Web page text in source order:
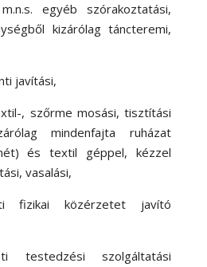
egyéb szórakoztatási,
kizárólag táncteremi,
javítási,
, szőrme mosási, tisztítási
mindenfajta ruházat
és textil géppel, kézzel
vasalási,
fizikai közérzetet javító
testedzési szolgáltatási